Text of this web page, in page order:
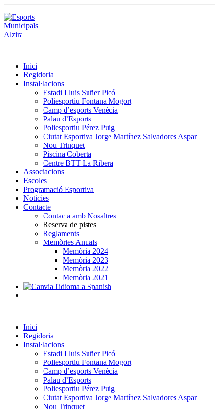
Inici
Regidoria
Instal·lacions
Estadi Lluis Suñer Picó
Poliesportiu Fontana Mogort
Camp d’esports Venècia
Palau d’Esports
Poliesportiu Pérez Puig
Ciutat Esportiva Jorge Martínez Salvadores Aspar
Nou Trinquet
Piscina Coberta
Centre BTT La Ribera
Associacions
Escoles
Programació Esportiva
Noticies
Contacte
Contacta amb Nosaltres
Reserva de pistes
Reglaments
Memòries Anuals
Memòria 2024
Memòria 2023
Memòria 2022
Memòria 2021
Inici
Regidoria
Instal·lacions
Estadi Lluis Suñer Picó
Poliesportiu Fontana Mogort
Camp d’esports Venècia
Palau d’Esports
Poliesportiu Pérez Puig
Ciutat Esportiva Jorge Martínez Salvadores Aspar
Nou Trinquet